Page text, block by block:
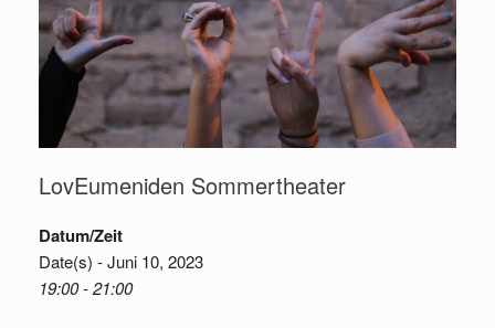
LovEumeniden Sommertheater
Datum/Zeit
Date(s) - Juni 10, 2023
19:00 - 21:00